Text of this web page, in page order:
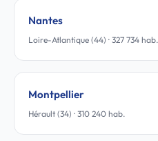
Nantes
Loire-Atlantique (44) · 327 734 hab.
Montpellier
Hérault (34) · 310 240 hab.